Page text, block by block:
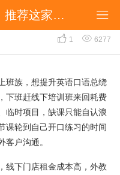

杭州打工人学英语，推荐这家十几年老牌线上机构
十几年老牌线上机构
 1  6277
班族，想提升英语口语总绕
下班赶线下培训班来回耗费
临时项目，缺课只能自认浪
课轮到自己开口练习的时间
户沟通。
线下门店租金成本高，外教